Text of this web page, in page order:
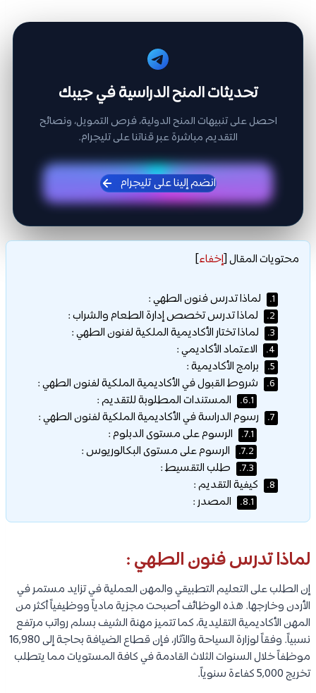
تحديثات المنح الدراسية في جيبك
احصل على تنبيهات المنح الدولية، فرص التمويل، ونصائح
التقديم مباشرة عبر قناتنا على تليجرام.
انضم إلينا على تليجرام
محتويات المقال[إخفاء]
1. لماذا تدرس فنون الطهي :
2. لماذا تدرس تخصص إدارة الطعام والشراب :
3. لماذا تختار الأكاديمية الملكية لفنون الطهي :
4. الاعتماد الأكاديمي :
5. برامج الأكاديمية :
6. شروط القبول في الأكاديمية الملكية لفنون الطهي :
6.1. المستندات المطلوبة للتقديم :
7. رسوم الدراسة في الأكاديمية الملكية لفنون الطهي :
7.1. الرسوم على مستوى الدبلوم :
7.2. الرسوم على مستوى البكالوريوس :
7.3. طلب التقسيط :
8. كيفية التقديم :
8.1. المصدر :
لماذا تدرس فنون الطهي :
إن الطلب على التعليم التطبيقي والمهن العملية في تزايد مستمر في
الأردن وخارجها. هذه الوظائف أصبحت مجزية مادياً ووظيفياً أكثر من
المهن الأكاديمية التقليدية، كما تتميز مهنة الشيف بسلم رواتب مرتفع
نسبياً. وفقاً لوزارة السياحة والآثار، فإن قطاع الضيافة بحاجة إلى 16,980
موظفاً خلال السنوات الثلاث القادمة في كافة المستويات مما يتطلب
تخريج 5,000 كفاءة سنوياً.